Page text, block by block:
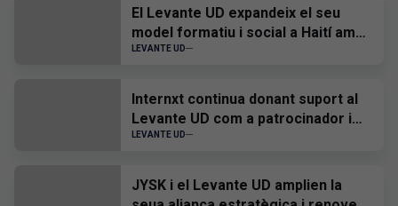
El Levante UD expandeix el seu
model formatiu i social a Haití amb
el desenvolupament d'un 'ID Talent'
LEVANTE UD
Internxt continua donant suport al
Levante UD com a patrocinador i
proveïdor oficial
LEVANTE UD
JYSK i el Levante UD amplien la